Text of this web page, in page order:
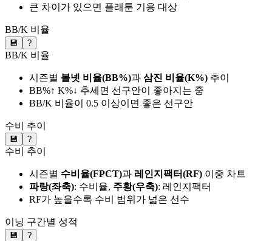
큰 차이가 있으면 플래툰 기용 대상
BB/K 비율
💾 ?
BB/K 비율
시즌별 볼넷 비율(BB%)과 삼진 비율(K%) 추이
BB%↑ K%↓ 추세면 선구안이 좋아지는 중
BB/K 비율이 0.5 이상이면 좋은 선구안
수비 추이
💾 ?
수비 추이
시즌별 수비율(FPCT)과 레인지팩터(RF) 이중 차트
파랑(좌축): 수비율, 주황(우축): 레인지팩터
RF가 높을수록 수비 범위가 넓은 선수
이닝 구간별 성적
💾 ?